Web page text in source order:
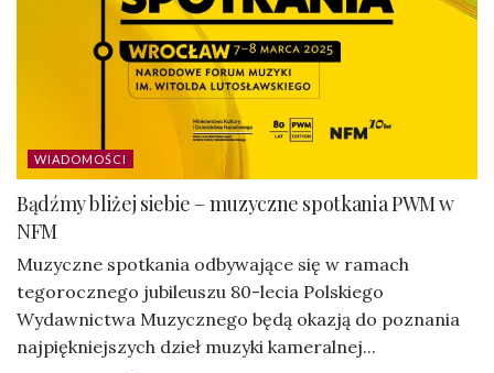
WIADOMOŚCI
Bądźmy bliżej siebie – muzyczne spotkania PWM w
NFM
Muzyczne spotkania odbywające się w ramach
tegorocznego jubileuszu 80-lecia Polskiego
Wydawnictwa Muzycznego będą okazją do poznania
najpiękniejszych dzieł muzyki kameralnej...